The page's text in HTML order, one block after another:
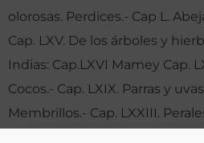
olorosas. Perdices.- Cap L.
Cap. LXV. De los árboles y
Indias: Cap.LXVI Mamey Cap.
Cocos.- Cap. LXIX. Parras y
Membrillos.- Cap. LXXIII.